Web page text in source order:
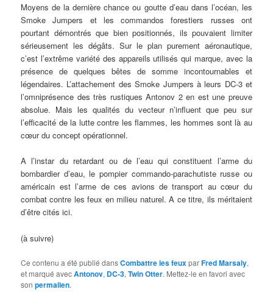
Moyens de la dernière chance ou goutte d’eau dans l’océan, les
Smoke Jumpers et les commandos forestiers russes ont
pourtant démontrés que bien positionnés, ils pouvaient limiter
sérieusement les dégâts. Sur le plan purement aéronautique,
c’est l’extrême variété des appareils utilisés qui marque, avec la
présence de quelques bêtes de somme incontournables et
légendaires. L’attachement des Smoke Jumpers à leurs DC-3 et
l’omniprésence des très rustiques Antonov 2 en est une preuve
absolue. Mais les qualités du vecteur n’influent que peu sur
l’efficacité de la lutte contre les flammes, les hommes sont là au
cœur du concept opérationnel.
A l’instar du retardant ou de l’eau qui constituent l’arme du
bombardier d’eau, le pompier commando-parachutiste russe ou
américain est l’arme de ces avions de transport au cœur du
combat contre les feux en milieu naturel. A ce titre, ils méritaient
d’être cités ici.
(à suivre)
Ce contenu a été publié dansCombattre les feuxparFred Marsaly,
et marqué avecAntonov, DC-3,Twin Otter. Mettez-le en favori avec
sonpermalien.